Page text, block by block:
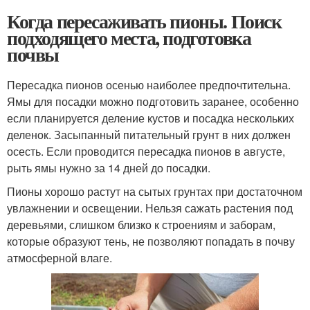
Когда пересаживать пионы. Поиск
подходящего места, подготовка
почвы
Пересадка пионов осенью наиболее предпочтительна.
Ямы для посадки можно подготовить заранее, особенно
если планируется деление кустов и посадка нескольких
деленок. Засыпанный питательный грунт в них должен
осесть. Если проводится пересадка пионов в августе,
рыть ямы нужно за 14 дней до посадки.
Пионы хорошо растут на сытых грунтах при достаточном
увлажнении и освещении. Нельзя сажать растения под
деревьями, слишком близко к строениям и заборам,
которые образуют тень, не позволяют попадать в почву
атмосферной влаге.